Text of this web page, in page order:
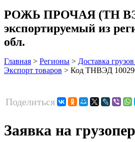
РОЖЬ ПРОЧАЯ (ТН
экспортируемый из
обл.
Главная > Регионы > Доставка
Экспорт товаров > Код ТНВЭД
Поделиться
Заявка на